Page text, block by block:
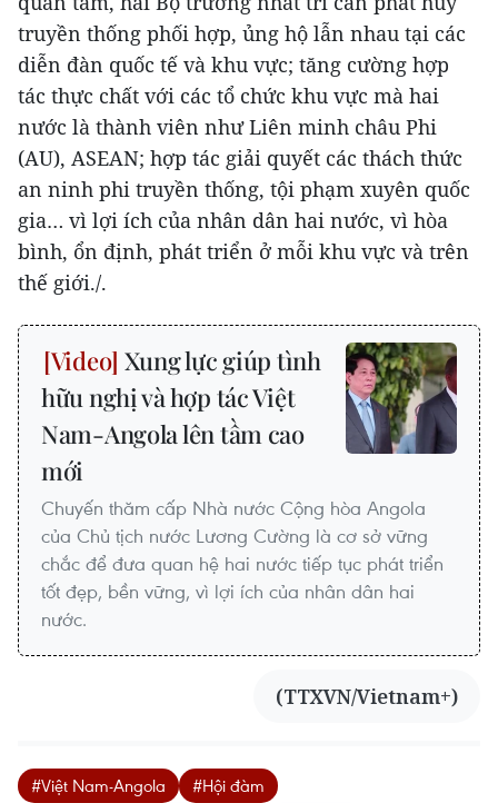
truyền thống phối hợp, ủng hộ lẫn nhau tại các
diễn đàn quốc tế và khu vực; tăng cường hợp
tác thực chất với các tổ chức khu vực mà hai
nước là thành viên như Liên minh châu Phi
(AU), ASEAN; hợp tác giải quyết các thách thức
an ninh phi truyền thống, tội phạm xuyên quốc
gia… vì lợi ích của nhân dân hai nước, vì hòa
bình, ổn định, phát triển ở mỗi khu vực và trên
thế giới./.
Xung lực giúp tình
hữu nghị và hợp tác Việt
Nam-Angola lên tầm cao
mới
Chuyến thăm cấp Nhà nước Cộng hòa Angola
của Chủ tịch nước Lương Cường là cơ sở vững
chắc để đưa quan hệ hai nước tiếp tục phát triển
tốt đẹp, bền vững, vì lợi ích của nhân dân hai
nước.
(TTXVN/Vietnam+)
#Việt Nam-Angola
#Hội đàm